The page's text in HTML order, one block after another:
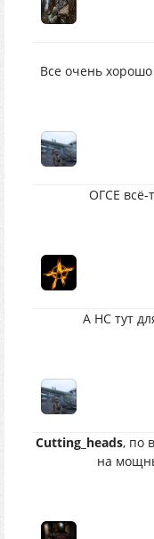
Все очень
ОГСЕ всё-
А НС тут
Cutting_heads, по
на